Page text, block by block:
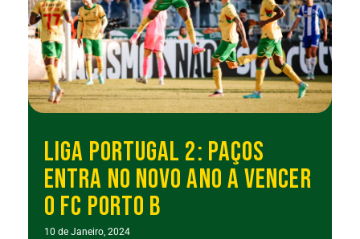
LIGA PORTUGAL 2: PAÇOS
ENTRA NO NOVO ANO A VENCER
O FC PORTO B
10 de Janeiro, 2024